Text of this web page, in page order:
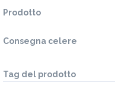
Prodotto
Consegna celere
Tag del prodotto